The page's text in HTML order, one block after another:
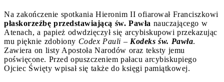
Na zakończenie spotkania Hieronim II ofiarował Franciszkowi
płaskorzeźbę przedstawiającą św. Pawła nauczającego w
Atenach, a papież odwdzięczył się arcybiskupowi przekazując
mu pięknie zdobiony Codex Pauli – Kodeks św. Pawła.
Zawiera on listy Apostoła Narodów oraz teksty jemu
poświęcone. Przed opuszczeniem pałacu arcybiskupiego
Ojciec Święty wpisał się także do księgi pamiątkowej.